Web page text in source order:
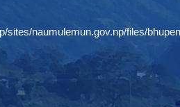
sites/naumulemun.gov.np/files/